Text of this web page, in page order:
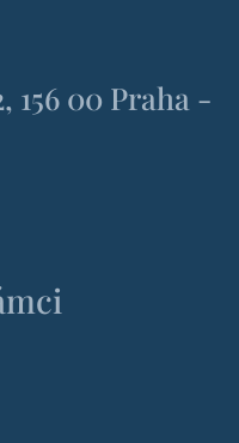
156 00 Praha -